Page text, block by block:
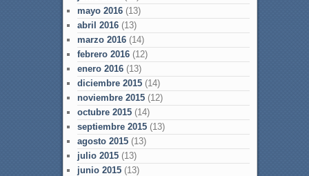
mayo 2016(13)
abril 2016(13)
marzo 2016(14)
febrero 2016(12)
enero 2016(13)
diciembre 2015(14)
noviembre 2015(12)
octubre 2015(14)
septiembre 2015(13)
agosto 2015(13)
julio 2015(13)
junio 2015(13)